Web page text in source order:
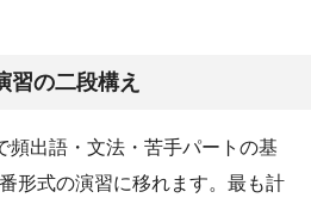
の二段構え
頻出語・文法・苦手パートの基
形式の演習に移れます。最も計